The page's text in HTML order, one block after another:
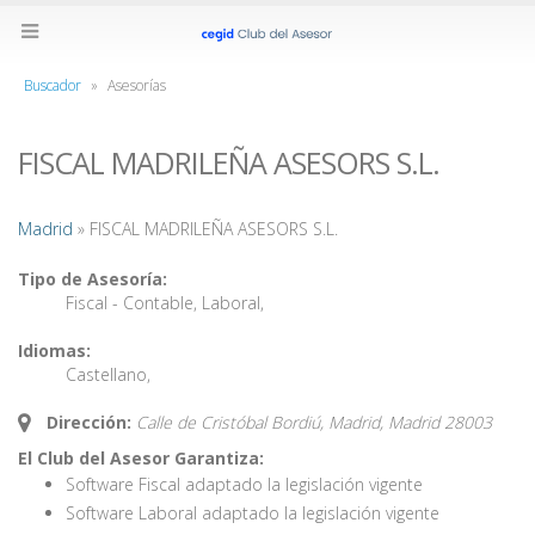
Buscador » Asesorías
FISCAL MADRILEÑA ASESORS S.L.
Madrid » FISCAL MADRILEÑA ASESORS S.L.
Tipo de Asesoría:
Fiscal - Contable, Laboral,
Idiomas:
Castellano,
Dirección: Calle de Cristóbal Bordiú, Madrid, Madrid 28003
El Club del Asesor Garantiza:
Software Fiscal adaptado la legislación vigente
Software Laboral adaptado la legislación vigente